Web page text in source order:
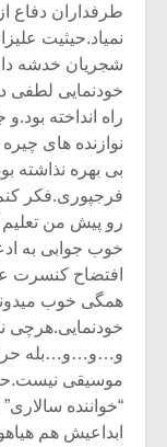
طرفداران دفاع
نمیاد.حیثیت
شجریان خدشه
راه انداخته
نوازنده های
بی بهره نذاشته
فرجپوری.فکر
رو پیش من تعلیم
خوب جوابی به
افتضاح کنسرت
همگی خوب
خودنمایی.هرچی
و…و…و…بله
موسیقی
“خواننده
ابداعیش هم